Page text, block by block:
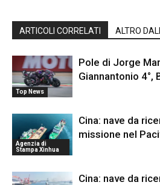
ARTICOLI CORRELATI ALTRO
Top News
Pole di Jorge
Giannantonio 4°,
Agenzia di
Stampa Xinhua
Cina: nave da
missione nel
Cina: nave da